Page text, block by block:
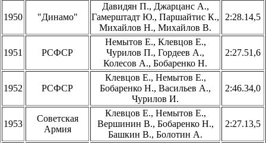
1950 "Динамо"
Давидян П., Джарцанс А.,
Гамерштадт Ю., Паршайтис К.,
Михайлов Н., Михайлов В.
2:28.14,5
1951 РСФСР
Немытов Е., Клевцов Е.,
Чурилов П., Гордеев А.,
Колесов А., Бобаренко Н.
2:27.51,6
1952 РСФСР
Клевцов Е., Немытов Е.,
Бобаренко Н., Васильев А.,
Чурилов И.
2:46.34,0
1953
Советская
Армия
Клевцов Е., Немытов Е.,
Вершинин В., Бобаренко Н.,
Башкин В., Болотин А.
2:27.13,5